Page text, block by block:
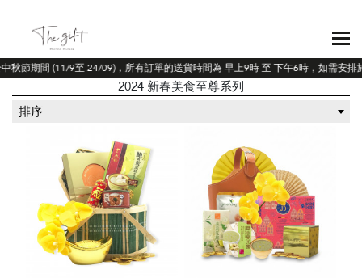
節期間 (11/9至 24/09)，所有訂單的送貨時間為 早上9時 至 下午6時，如需安排於
2024 新春美食至尊系列
排序